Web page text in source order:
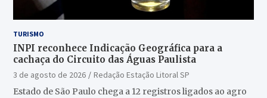
TURISMO
INPI reconhece Indicação Geográfica para a
cachaça do Circuito das Águas Paulista
3 de agosto de 2026
Redação Estação Litoral SP
Estado de São Paulo chega a 12 registros ligados ao agro